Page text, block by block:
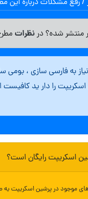
رفع مشکلات درباره این
منتشر شده؟ درنظرات
به فارسی سازی ،
را دار ید کافیست
اسکریپت رایگان است؟
موجود در پرشین اسکریپت